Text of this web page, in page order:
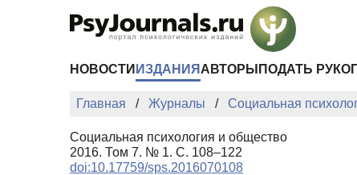
НОВОСТИ ИЗДАНИЯ АВТОРЫ ПОДАТЬ
Главная Журналы Социальная
Социальная психология и общество
2016. Том 7. № 1. С. 108–122
doi:10.17759/sps.2016070108